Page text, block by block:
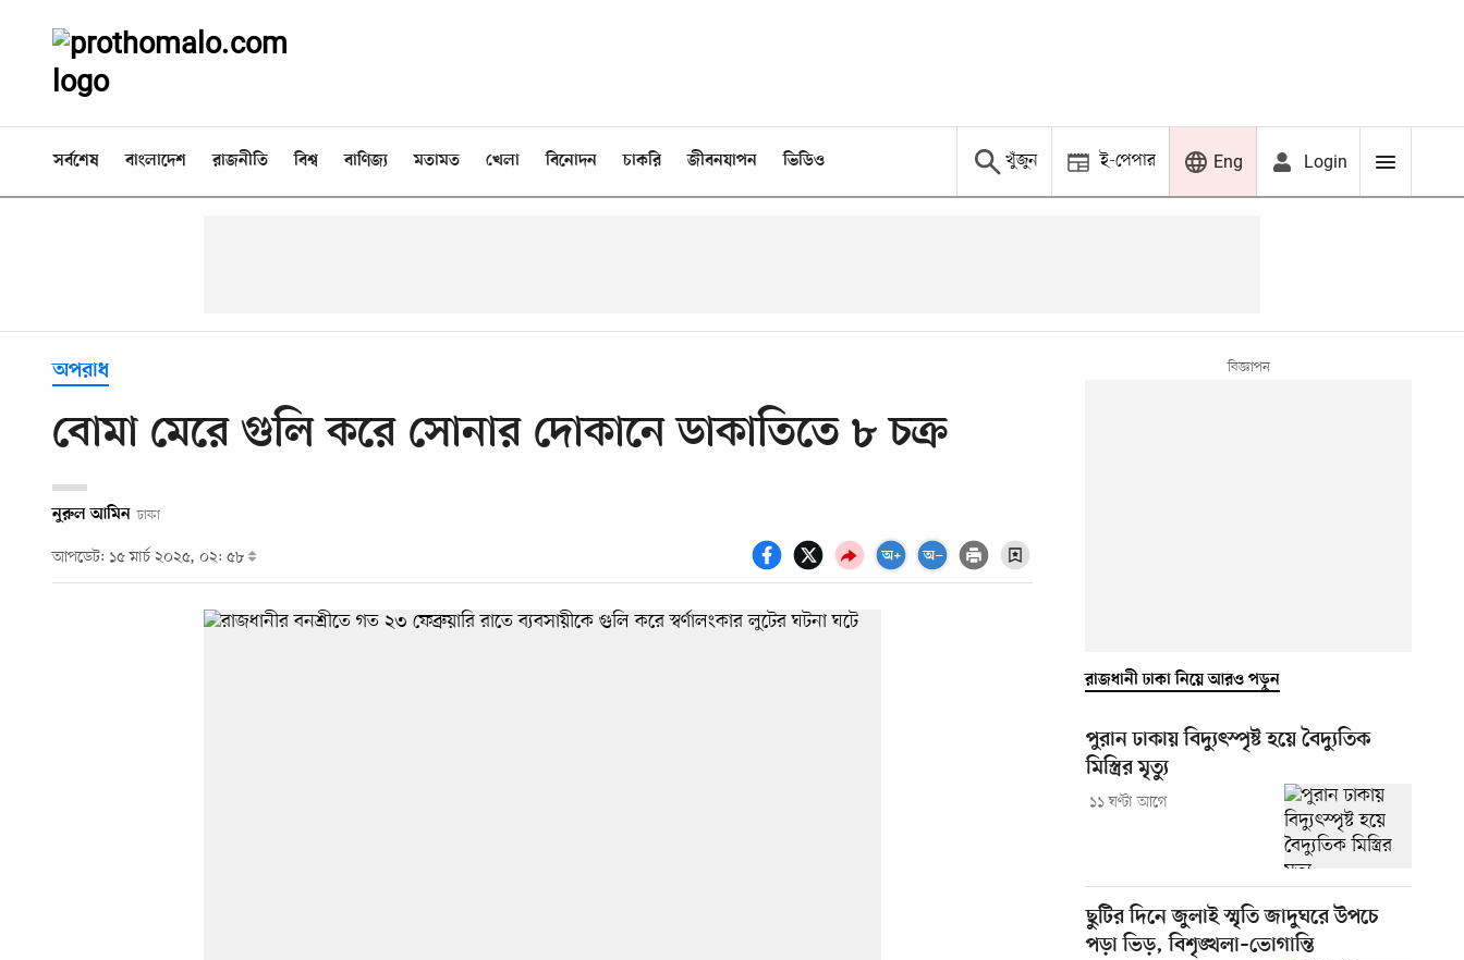
সর্বশেষ বাংলাদেশ রাজনীতি বিশ্ব বাণিজ্য মতামত খেলা বিনোদন চাকরি জীবনযাপন ভিডিও খুঁজুন ই-পেপার Eng Login
অপরাধ
বোমা মেরে গুলি করে সোনার দোকানে ডাকাতিতে ৮ চক্র
নুরুল আমিন ঢাকা
আপডেট: ১৫ মার্চ ২০২৫, ০২: ৫৮
রাজধানী ঢাকা নিয়ে আরও পড়ুন
পুরান ঢাকায় বিদ্যুৎস্পৃষ্ট হয়ে বৈদ্যুতিক
মিস্ত্রির মৃত্যু
১১ ঘণ্টা আগে
ছুটির দিনে জুলাই স্মৃতি জাদুঘরে উপচে
পড়া ভিড়, বিশৃঙ্খলা–ভোগান্তি